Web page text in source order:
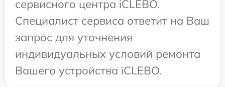
сервисного центра iCLEBO.
Специалист сервиса ответит на Ваш
запрос для уточнения
индивидуальных условий ремонта
Вашего устройства iCLEBO.